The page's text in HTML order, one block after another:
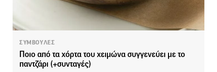
ΣΥΜΒΟΥΛΕΣ
Ποιο από τα χόρτα του χειμώνα συγγενεύει με το
παντζάρι (+συνταγές)